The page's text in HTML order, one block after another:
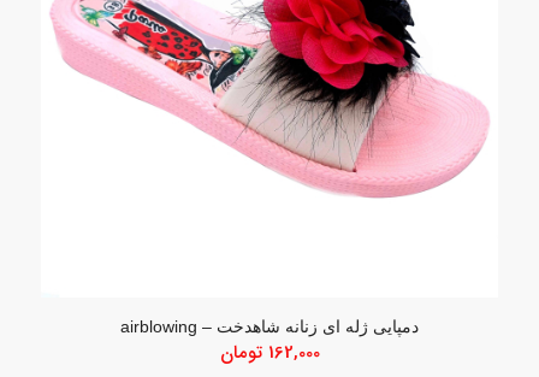
دمپایی ژله ای زنانه شاهدخت – airblowing
162,000 تومان